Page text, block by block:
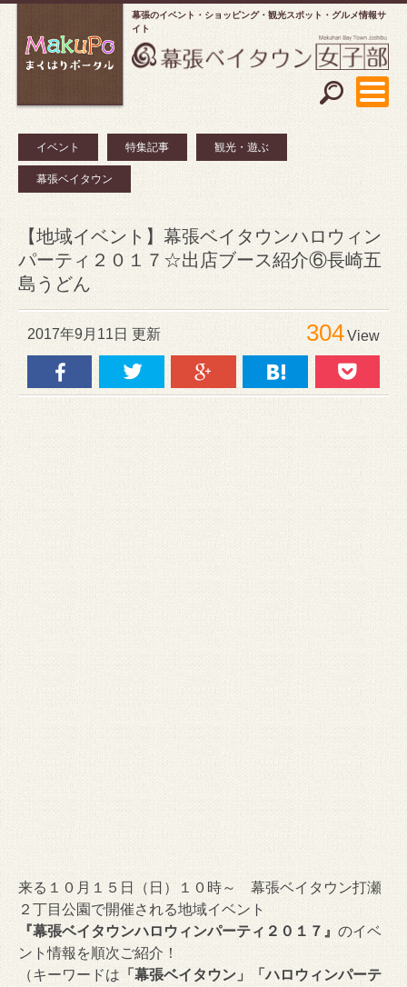
幕張のイベント・ショッピング
観光スポット・グルメ情報サ
イト
イベント 特集記事 観光・遊ぶ
幕張ベイタウン
【地域イベント】幕張ベイタウンハロウィン
パーティ２０１７☆出店ブース紹介⑥長崎五
島うどん
2017年9月11日 更新 304View
来る１０月１５日（日）１０時～ 幕張ベイタウン打瀬
２丁目公園で開催される地域イベント
『幕張ベイタウンハロウィンパーティ２０１７』 のイベ
ント情報を順次ご紹介！
（キーワードは 「幕張ベイタウン」「ハロウィンパーテ